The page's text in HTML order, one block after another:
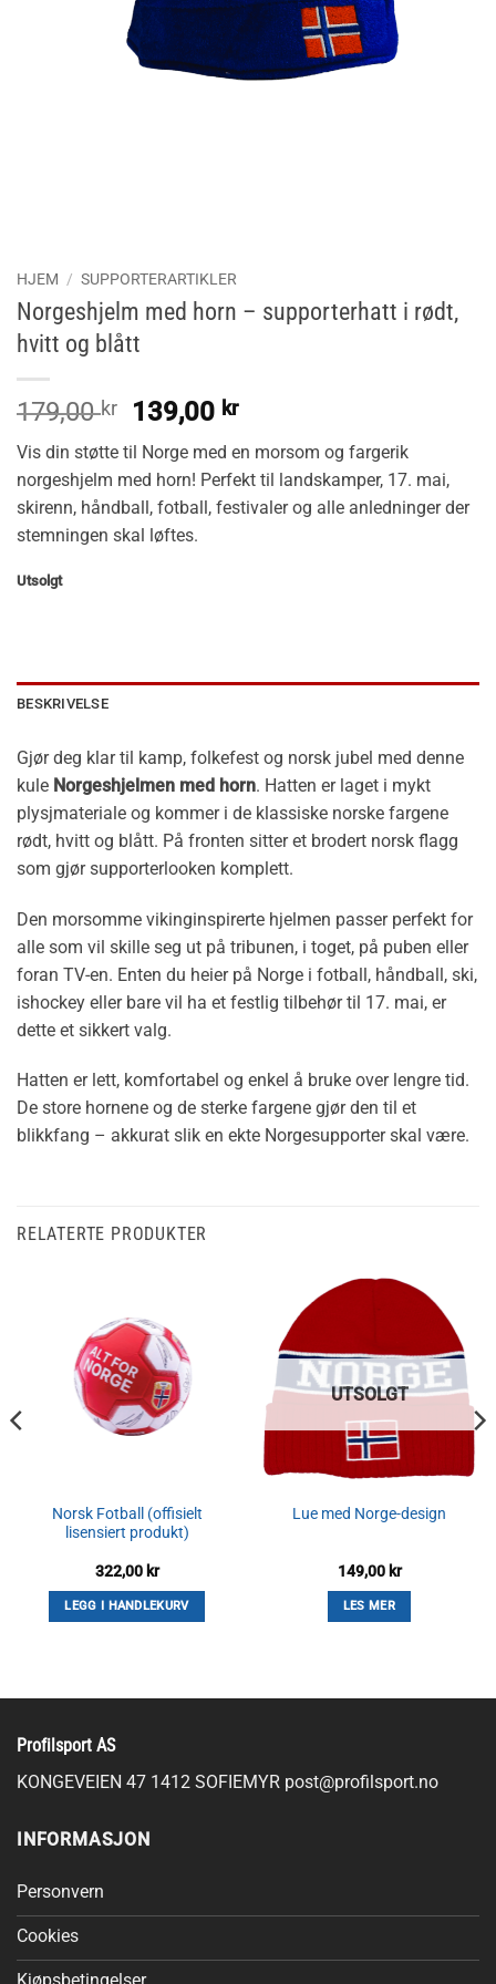
HJEM / SUPPORTERARTIKLER
Norgeshjelm med horn – supporterhatt i rødt,
hvitt og blått
179,00kr
Opprinnelig
pris
var:
179,00 kr.
139,00 krNåværende
er:
139,00 kr.
Vis din støtte til Norge med en morsom og fargerik
norgeshjelm med horn! Perfekt til landskamper, 17. mai,
skirenn, håndball, fotball, festivaler og alle anledninger der
stemningen skal løftes.
Utsolgt
BESKRIVELSE
Gjør deg klar til kamp, folkefest og norsk jubel med denne
kule Norgeshjelmen med horn. Hatten er laget i mykt
plysjmateriale og kommer i de klassiske norske fargene
rødt, hvitt og blått. På fronten sitter et brodert norsk flagg
som gjør supporterlooken komplett.
Den morsomme vikinginspirerte hjelmen passer perfekt for
alle som vil skille seg ut på tribunen, i toget, på puben eller
foran TV-en. Enten du heier på Norge i fotball, håndball, ski,
ishockey eller bare vil ha et festlig tilbehør til 17. mai, er
dette et sikkert valg.
Hatten er lett, komfortabel og enkel å bruke over lengre tid.
De store hornene og de sterke fargene gjør den til et
blikkfang – akkurat slik en ekte Norgesupporter skal være.
RELATERTE PRODUKTER
Norsk Fotball (offisielt
lisensiert produkt)
322,00 kr
LEGG I HANDLEKURV
UTSOLGT
Lue med Norge-design
149,00 kr
LES MER
Profilsport AS
KONGEVEIEN 47 1412 SOFIEMYR post@profilsport.no
INFORMASJON
Personvern
Cookies